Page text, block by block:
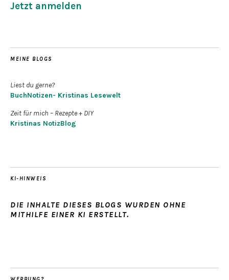
Jetzt anmelden
MEINE BLOGS
Liest du gerne?
BuchNotizen- Kristinas Lesewelt
Zeit für mich – Rezepte + DIY
Kristinas NotizBlog
KI-HINWEIS
DIE INHALTE DIESES BLOGS WURDEN OHNE
MITHILFE EINER KI ERSTELLT.